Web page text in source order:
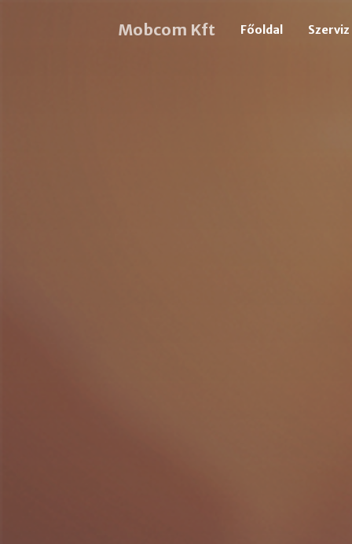
Mobcom Kft Főoldal Szerviz